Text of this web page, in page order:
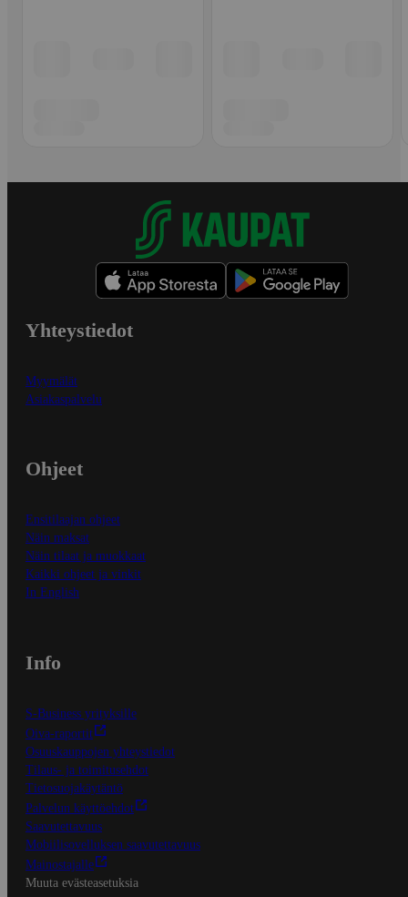
Yhteystiedot
Myymälät
Asiakaspalvelu
Ohjeet
Ensitilaajan ohjeet
Näin maksat
Näin tilaat ja muokkaat
Kaikki ohjeet ja vinkit
In English
Info
S-Business yrityksille
Oiva-raportit
Osuuskauppojen yhteystiedot
Tilaus- ja toimitusehdot
Tietosuojakäytäntö
Palvelun käyttöehdot
Saavutettavuus
Mobiilisovelluksen saavutettavuus
Mainostajalle
Muuta evästeasetuksia